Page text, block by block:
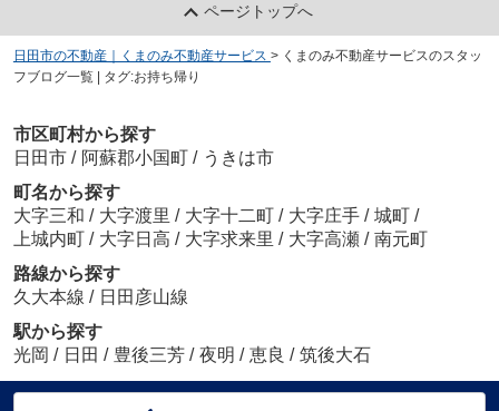
ページトップへ
日田市の不動産｜くまのみ不動産サービス > くまのみ不動産サービスのスタッ
フブログ一覧 | タグ:お持ち帰り
市区町村から探す
日田市 / 阿蘇郡小国町 / うきは市
町名から探す
大字三和 / 大字渡里 / 大字十二町 / 大字庄手 / 城町 /
上城内町 / 大字日高 / 大字求来里 / 大字高瀬 / 南元町
路線から探す
久大本線 / 日田彦山線
駅から探す
光岡 / 日田 / 豊後三芳 / 夜明 / 恵良 / 筑後大石